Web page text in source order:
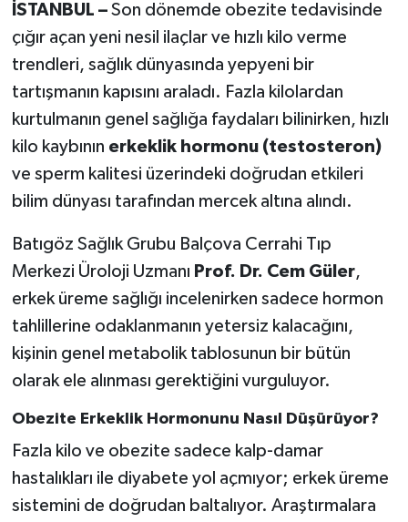
İSTANBUL –Son dönemde obezite tedavisinde
çığır açan yeni nesil ilaçlar ve hızlı kilo verme
trendleri, sağlık dünyasında yepyeni bir
tartışmanın kapısını araladı. Fazla kilolardan
kurtulmanın genel sağlığa faydaları bilinirken, hızlı
kilo kaybının erkeklik hormonu (testosteron)
ve sperm kalitesi üzerindeki doğrudan etkileri
bilim dünyası tarafından mercek altına alındı.
Batıgöz Sağlık Grubu Balçova Cerrahi Tıp
Merkezi Üroloji Uzmanı Prof. Dr. Cem Güler,
erkek üreme sağlığı incelenirken sadece hormon
tahlillerine odaklanmanın yetersiz kalacağını,
kişinin genel metabolik tablosunun bir bütün
olarak ele alınması gerektiğini vurguluyor.
Obezite Erkeklik Hormonunu Nasıl Düşürüyor?
Fazla kilo ve obezite sadece kalp-damar
hastalıkları ile diyabete yol açmıyor; erkek üreme
sistemini de doğrudan baltalıyor. Araştırmalara